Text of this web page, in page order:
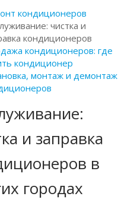
кондиционеров
чистка и
кондиционеров
кондиционеров: где
кондиционер
монтаж и демонтаж
и заправка
в
городах